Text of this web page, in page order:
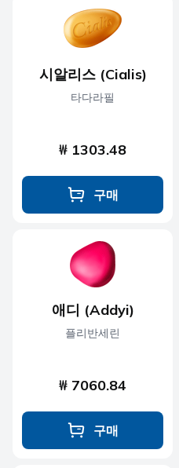
시알리스 (Cialis)
타다라필
₩ 1303.48
구매
애디 (Addyi)
플리반세린
₩ 7060.84
구매